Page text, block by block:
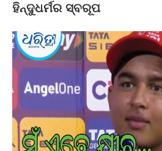
ହିନ୍ଦୁଧର୍ମର ସ୍ବରୂପ